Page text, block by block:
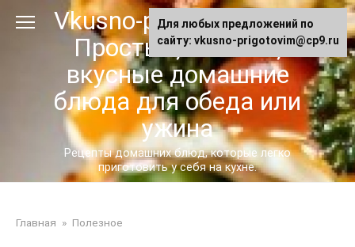
Vkusno-prigotovim.ru -
Простые, сытные,
вкусные домашние
блюда для обеда или
ужина
Рецепты домашних блюд, которые легко
приготовить у себя на кухне.
Главная » Полезное
Для любых предложений по
сайту: vkusno-prigotovim@cp9.ru